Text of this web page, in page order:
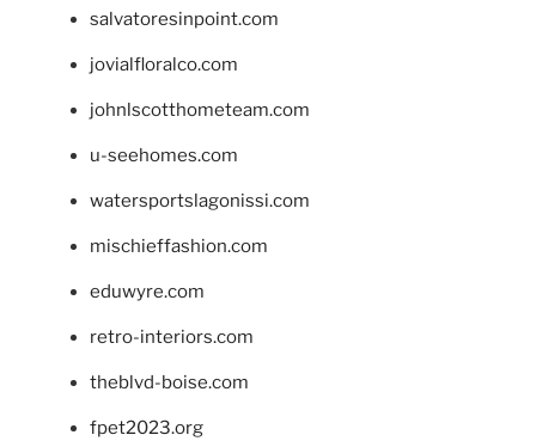
salvatoresinpoint.com
jovialfloralco.com
johnlscotthometeam.com
u-seehomes.com
watersportslagonissi.com
mischieffashion.com
eduwyre.com
retro-interiors.com
theblvd-boise.com
fpet2023.org